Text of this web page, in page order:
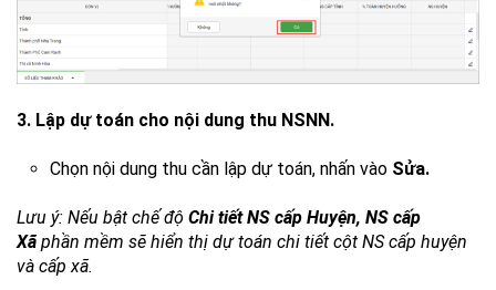
3. Lập dự toán cho nội dung thu NSNN.
Chọn nội dung thu cần lập dự toán, nhấn vào Sửa.
Lưu ý: Nếu bật chế độ Chi tiết NS cấp Huyện, NS cấp
Xã phần mềm sẽ hiển thị dự toán chi tiết cột NS cấp huyện
và cấp xã.